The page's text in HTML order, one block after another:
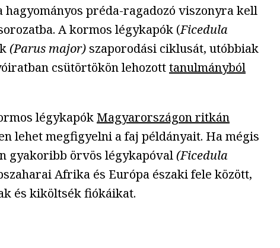
préda-ragadozó viszonyra kell
A kormos légykapók (Ficedula
(Parus major)szaporodási ciklusát, utóbbiak
csütörtökön lehozotttanulmányból
légykapók Magyarországon ritkán
lehet megfigyelni a faj példányait. Ha mégis
gyakoribb örvös légykapóval(Ficedula
Afrika és Európa északi fele között,
és kiköltsék fiókáikat.